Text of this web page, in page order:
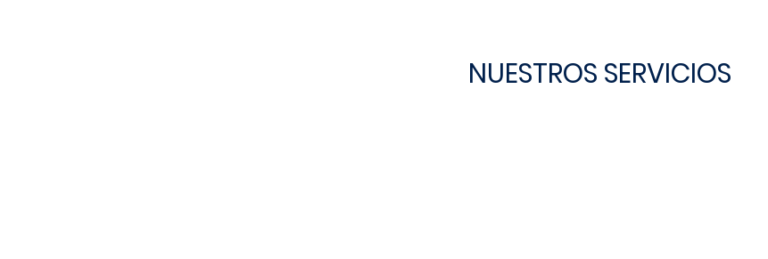
NUESTROS SERVICIOS